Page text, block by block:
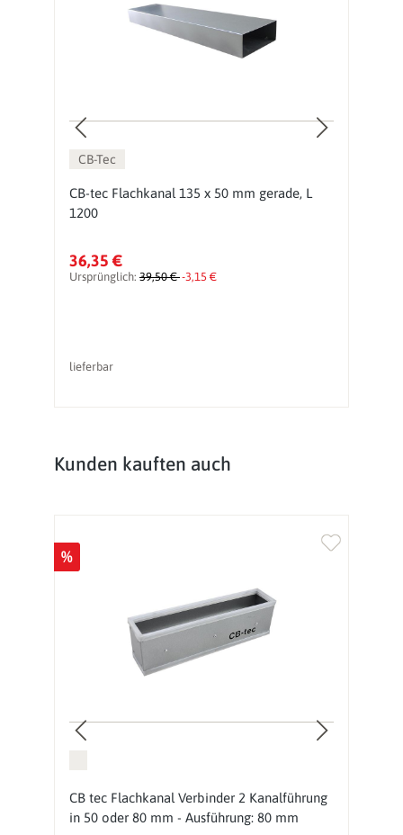
CB-Tec
CB-tec Flachkanal 135 x 50 mm gerade, L
1200
36,35 €
Ursprünglich: 39,50 €-3,15 €
lieferbar
Produktgalerie überspringen
Kunden kauften auch
%
CB tec Flachkanal Verbinder 2 Kanalführung
in 50 oder 80 mm - Ausführung: 80 mm